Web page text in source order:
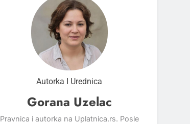
Autorka I Urednica
Gorana Uzelac
Pravnica i autorka na Uplatnica.rs. Posle